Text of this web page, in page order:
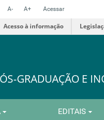
A- A+ Acessar
Acesso à informação
GRADUAÇÃO E
EDITAIS